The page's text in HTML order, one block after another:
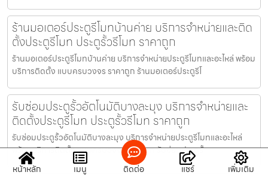
ร้านมอเตอร์ประตูรีโมทบ้านค่าย บริการจำหน่ายและติด
ตั้งประตูรีโมท ประตูรั้วรีโมท ราคาถูก
ร้านมอเตอร์ประตูรีโมทบ้านค่าย บริการจำหน่ายประตูรีโมทและอะไหล่ พร้อม
บริการติดตั้ง แบบครบวงจร ราคาถูก ร้านมอเตอร์ประตูรีโ
รับซ่อมประตูรั้วอัตโนมัติบางละมุง บริการจำหน่ายและ
ติดตั้งประตูรีโมท ประตูรั้วรีโมท ราคาถูก
รับซ่อมประตูรั้วอัตโนมัติบางละมุง บริการจำหน่ายประตูรีโมทและอะไหล่
พร้อมบริการติดตั้ง แบบครบวงจร ราคาถูก รับซ่อมประตูรั้
หน้าหลัก
เมนู ติดต่อ แชร์ เพิ่มเติม